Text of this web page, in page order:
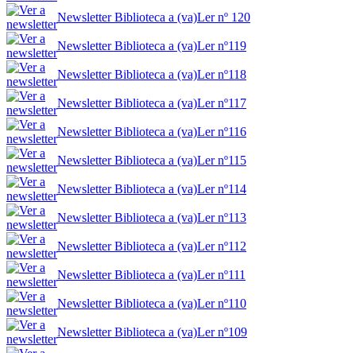
Newsletter Biblioteca a (va)Ler nº 120
Newsletter Biblioteca a (va)Ler nº119
Newsletter Biblioteca a (va)Ler nº118
Newsletter Biblioteca a (va)Ler nº117
Newsletter Biblioteca a (va)Ler nº116
Newsletter Biblioteca a (va)Ler nº115
Newsletter Biblioteca a (va)Ler nº114
Newsletter Biblioteca a (va)Ler nº113
Newsletter Biblioteca a (va)Ler nº112
Newsletter Biblioteca a (va)Ler nº111
Newsletter Biblioteca a (va)Ler nº110
Newsletter Biblioteca a (va)Ler nº109